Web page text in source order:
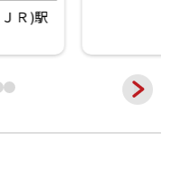
愛知県春日井市